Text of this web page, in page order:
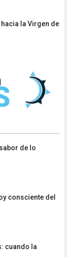
la Virgen de
de lo
consciente del
cuando la